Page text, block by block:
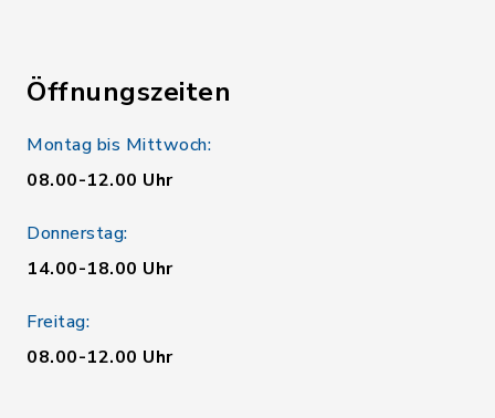
Öffnungszeiten
Montag bis Mittwoch:
08.00-12.00 Uhr
Donnerstag:
14.00-18.00 Uhr
Freitag:
08.00-12.00 Uhr